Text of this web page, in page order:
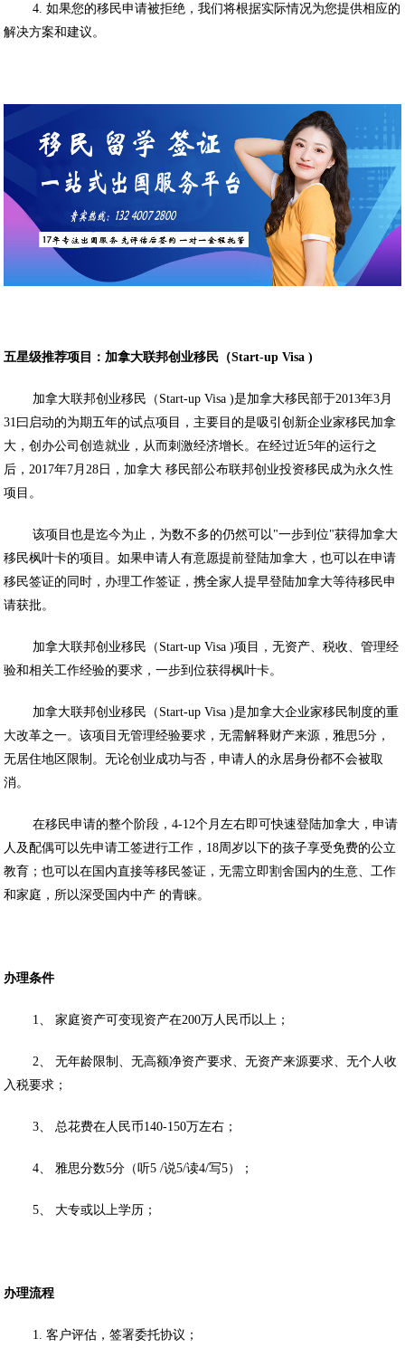
4. 如果您的移民申请被拒绝，我们将根据实际情况为您提供相应的
解决方案和建议。
五星级推荐项目：加拿大联邦创业移民（Start-up Visa )
加拿大联邦创业移民（Start-up Visa )是加拿大移民部于2013年3月
31曰启动的为期五年的试点项目，主要目的是吸引创新企业家移民加拿
大，创办公司创造就业，从而刺激经济增长。在经过近5年的运行之
后，2017年7月28日，加拿大 移民部公布联邦创业投资移民成为永久性
项目。
该项目也是迄今为止，为数不多的仍然可以"一步到位"获得加拿大
移民枫叶卡的项目。如果申请人有意愿提前登陆加拿大，也可以在申请
移民签证的同时，办理工作签证，携全家人提早登陆加拿大等待移民申
请获批。
加拿大联邦创业移民（Start-up Visa )项目，无资产、税收、管理经
验和相关工作经验的要求，一步到位获得枫叶卡。
加拿大联邦创业移民（Start-up Visa )是加拿大企业家移民制度的重
大改革之一。该项目无管理经验要求，无需解释财产来源，雅思5分，
无居住地区限制。无论创业成功与否，申请人的永居身份都不会被取
消。
在移民申请的整个阶段，4-12个月左右即可快速登陆加拿大，申请
人及配偶可以先申请工签进行工作，18周岁以下的孩子享受免费的公立
教育；也可以在国内直接等移民签证，无需立即割舍国内的生意、工作
和家庭，所以深受国内中产 的青睐。
办理条件
1、 家庭资产可变现资产在200万人民币以上；
2、 无年龄限制、无高额净资产要求、无资产来源要求、无个人收
入税要求；
3、 总花费在人民币140-150万左右；
4、 雅思分数5分（听5 /说5/读4/写5）；
5、 大专或以上学历；
办理流程
1. 客户评估，签署委托协议；